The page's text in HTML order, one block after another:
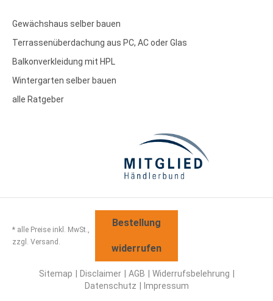
Gewächshaus selber bauen
Terrassenüberdachung aus PC, AC oder Glas
Balkonverkleidung mit HPL
Wintergarten selber bauen
alle Ratgeber
* alle Preise inkl. MwSt.,
zzgl. Versand.
Bestellung
widerrufen
Sitemap Disclaimer AGB
Widerrufsbelehrung
Datenschutz
Impressum